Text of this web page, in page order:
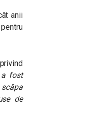
anii
a fost
de